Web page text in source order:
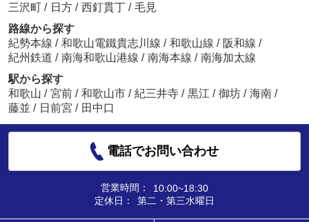
三沢町 / 日方 / 西釘貫丁 / 毛見
路線から探す
紀勢本線 / 和歌山電鐵貴志川線 / 和歌山線 / 阪和線 /
紀州鉄道 / 南海和歌山港線 / 南海本線 / 南海加太線
駅から探す
和歌山 / 宮前 / 和歌山市 / 紀三井寺 / 黒江 / 御坊 / 海南 /
藤並 / 日前宮 / 田中口
電話でお問い合わせ
営業時間：
10:00~18:30
定休日：
第二・第三水曜日